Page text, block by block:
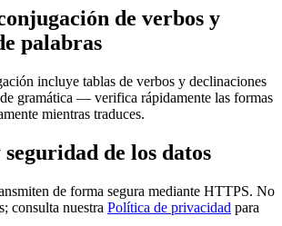
de verbos y
palabras
incluye tablas de verbos y declinaciones
gramática — verifica rápidamente las formas
mientras traduces.
de los datos
de forma segura mediante HTTPS. No
consulta nuestra Política de privacidad para